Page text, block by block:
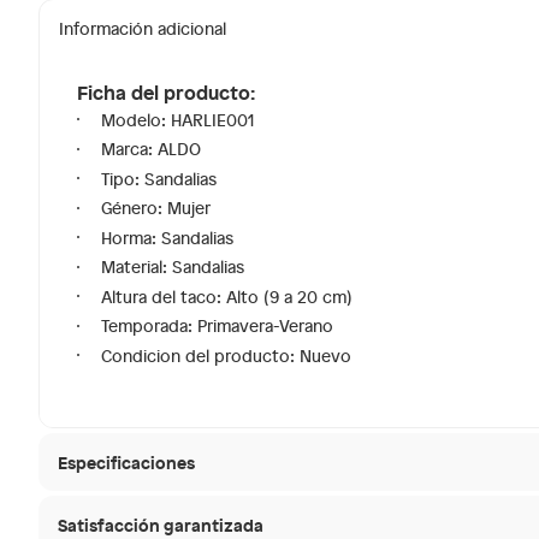
Información adicional
Ficha del producto:
Modelo: HARLIE001
Marca: ALDO
Tipo: Sandalias
Género: Mujer
Horma: Sandalias
Material: Sandalias
Altura del taco: Alto (9 a 20 cm)
Temporada: Primavera-Verano
Condicion del producto: Nuevo
Especificaciones
Modelo
Satisfacción garantizada